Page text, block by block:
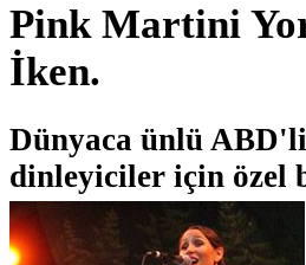
Pink Martini
İken.
Dünyaca ünlü
dinleyiciler için özel